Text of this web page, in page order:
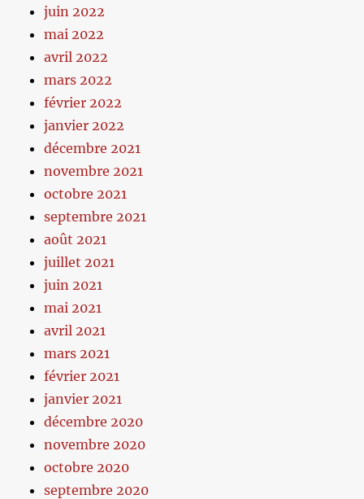
juin 2022
mai 2022
avril 2022
mars 2022
février 2022
janvier 2022
décembre 2021
novembre 2021
octobre 2021
septembre 2021
août 2021
juillet 2021
juin 2021
mai 2021
avril 2021
mars 2021
février 2021
janvier 2021
décembre 2020
novembre 2020
octobre 2020
septembre 2020